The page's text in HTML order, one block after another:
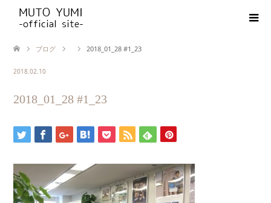
ブログ 2018_01_28 #1_23
2018.02.10
2018_01_28 #1_23